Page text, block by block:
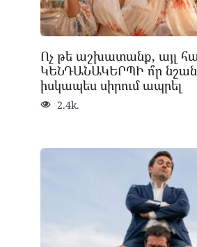
Ոչ թե աշխատանք, այլ
ԿԵՆԴԱՆԱԿԵՐՊԻ ո՞ր
իսկապես սիրում ապրել
2.4k.